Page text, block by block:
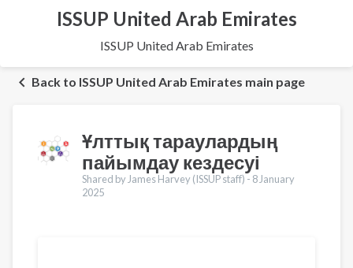
ISSUP United Arab Emirates
ISSUP United Arab Emirates
Back to ISSUP United Arab Emirates main page
Ұлттық тараулардың
пайымдау кездесуі
Shared by James Harvey (ISSUP staff) - 8 January
2025